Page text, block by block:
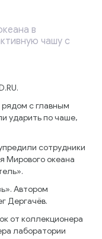
в
чашу с
с главным
ударить по чаше,
сотрудники
Мирового океана
Автором
Дергачёв.
от коллекционера
лаборатории